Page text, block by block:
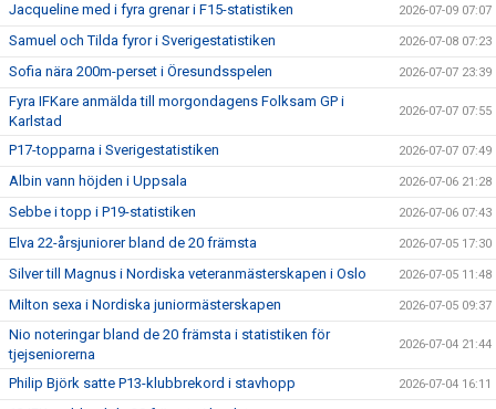
Jacqueline med i fyra grenar i F15-statistiken 2026-07-09 07:07
Samuel och Tilda fyror i Sverigestatistiken 2026-07-08 07:23
Sofia nära 200m-perset i Öresundsspelen 2026-07-07 23:39
Fyra IFKare anmälda till morgondagens Folksam GP i
Karlstad
2026-07-07 07:55
P17-topparna i Sverigestatistiken 2026-07-07 07:49
Albin vann höjden i Uppsala 2026-07-06 21:28
Sebbe i topp i P19-statistiken 2026-07-06 07:43
Elva 22-årsjuniorer bland de 20 främsta 2026-07-05 17:30
Silver till Magnus i Nordiska veteranmästerskapen i Oslo 2026-07-05 11:48
Milton sexa i Nordiska juniormästerskapen 2026-07-05 09:37
Nio noteringar bland de 20 främsta i statistiken för
tjejseniorerna
2026-07-04 21:44
Philip Björk satte P13-klubbrekord i stavhopp 2026-07-04 16:11